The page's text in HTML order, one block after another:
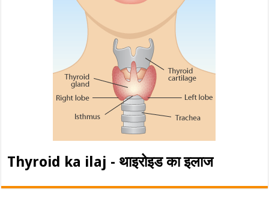
Thyroid ka ilaj - थाइरोइड का इलाज